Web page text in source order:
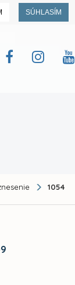
SÚHLASÍM
1054